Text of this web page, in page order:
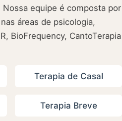
equipe é composta por
áreas de psicologia,
BioFrequency, CantoTerapia
Terapia de Casal
Terapia Breve